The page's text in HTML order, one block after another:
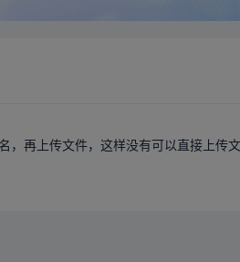
再上传文件，这样没有可以直接上传文